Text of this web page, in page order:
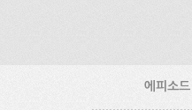
에피소드